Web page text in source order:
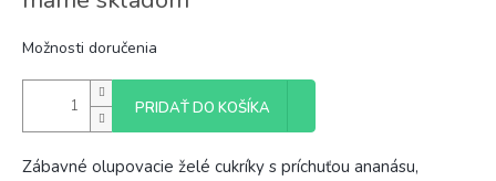
Možnosti doručenia
PRIDAŤ DO KOŠÍKA
Zábavné olupovacie želé cukríky s príchuťou ananásu,